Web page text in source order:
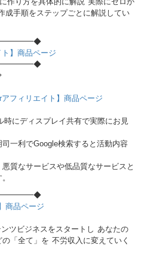
成手順をステップごとに解説してい
ト】商品ページ
アフィリエイト】商品ページ
時にディスプレイ共有で実際にお見
一利でGoogle検索すると活動内容
質なサービスや低品質なサービスと
商品ページ
ツビジネスをスタートし あなたの
「全て」を 不労収入に変えていく